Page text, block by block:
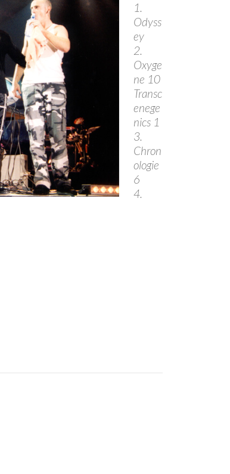
1.
Odyss
ey
2.
Oxyge
ne 10
Transc
enege
nics 1
3.
Chron
ologie
6
4.